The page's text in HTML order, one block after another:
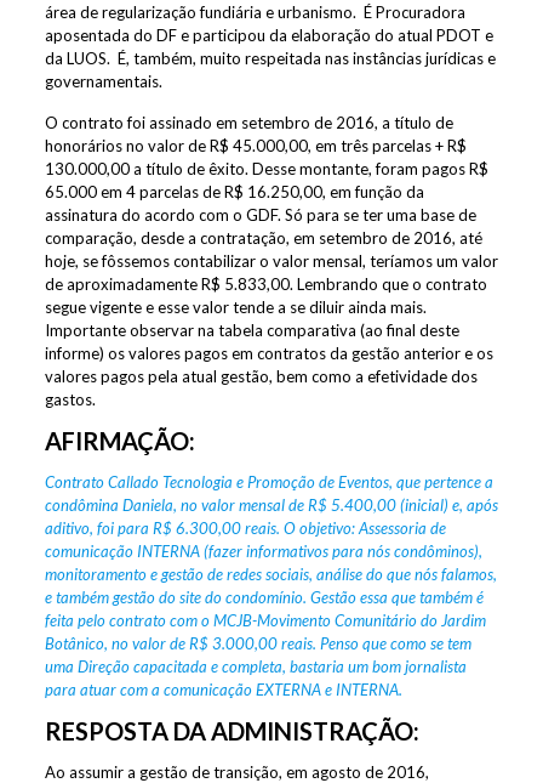
área de regularização fundiária e urbanismo. É Procuradora
aposentada do DF e participou da elaboração do atual PDOT e
da LUOS. É, também, muito respeitada nas instâncias jurídicas e
governamentais.
O contrato foi assinado em setembro de 2016, a título de
honorários no valor de R$ 45.000,00, em três parcelas + R$
130.000,00 a título de êxito. Desse montante, foram pagos R$
65.000 em 4 parcelas de R$ 16.250,00, em função da
assinatura do acordo com o GDF. Só para se ter uma base de
comparação, desde a contratação, em setembro de 2016, até
hoje, se fôssemos contabilizar o valor mensal, teríamos um valor
de aproximadamente R$ 5.833,00. Lembrando que o contrato
segue vigente e esse valor tende a se diluir ainda mais.
Importante observar na tabela comparativa (ao final deste
informe) os valores pagos em contratos da gestão anterior e os
valores pagos pela atual gestão, bem como a efetividade dos
gastos.
AFIRMAÇÃO:
Contrato Callado Tecnologia e Promoção de Eventos, que pertence a
condômina Daniela, no valor mensal de R$ 5.400,00 (inicial) e, após
aditivo, foi para R$ 6.300,00 reais. O objetivo: Assessoria de
comunicação INTERNA (fazer informativos para nós condôminos),
monitoramento e gestão de redes sociais, análise do que nós falamos,
e também gestão do site do condomínio. Gestão essa que também é
feita pelo contrato com o MCJB-Movimento Comunitário do Jardim
Botânico, no valor de R$ 3.000,00 reais. Penso que como se tem
uma Direção capacitada e completa, bastaria um bom jornalista
para atuar com a comunicação EXTERNA e INTERNA.
RESPOSTA DA ADMINISTRAÇÃO:
Ao assumir a gestão de transição, em agosto de 2016,